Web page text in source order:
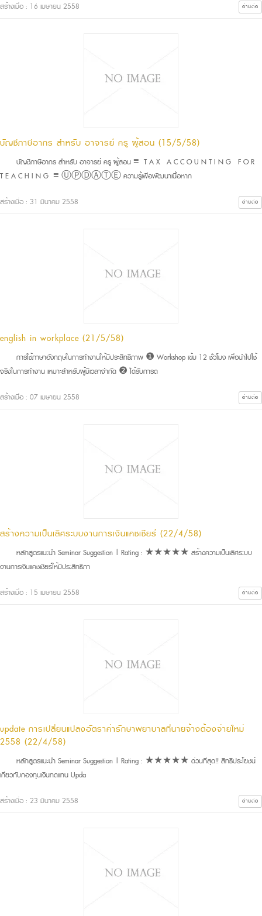
สร้างเมื่อ : 16 เมษายน 2558 อ่านต่อ
บัญชีภาษีอากร สำหรับ อาจารย์ ครู ผู้สอน (15/5/58)
บัญชีภาษีอากร สำหรับ อาจารย์ ครู ผู้สอน ≡ T A X A C C O U N T I N G F O R
T E A C H I N G ≡ ⓊⓅⒹⒶⓉⒺ ความรู้เพื่อพัฒนาเนื้อหาก
สร้างเมื่อ : 31 มีนาคม 2558 อ่านต่อ
english in workplace (21/5/58)
การใช้ภาษาอังกฤษในการทำงานให้มีประสิทธิภาพ ❶ Workshop เข้ม 12 ชั่วโมง เพื่อนำไปใช้
จริงในการทำงาน เหมาะสำหรับผู้มีเวลาจำกัด ❷ ได้รับการด
สร้างเมื่อ : 07 เมษายน 2558 อ่านต่อ
สร้างความเป็นเลิศระบบงานการเงินแคชเชียร์ (22/4/58)
หลักสูตรแนะนำ Seminar Suggestion | Rating : ★★★★★ สร้างความเป็นเลิศระบบ
งานการเงินแคชเชียร์ให้มีประสิทธิภา
สร้างเมื่อ : 15 เมษายน 2558 อ่านต่อ
update การเปลี่ยนแปลงอัตราค่ารักษาพยาบาลที่นายจ้างต้องจ่ายใหม่
2558 (22/4/58)
หลักสูตรแนะนำ Seminar Suggestion | Rating : ★★★★★ ด่วนที่สุด!! สิทธิประโยชน์
เกี่ยวกับกองทุนเงินทดแทน Upda
สร้างเมื่อ : 23 มีนาคม 2558 อ่านต่อ